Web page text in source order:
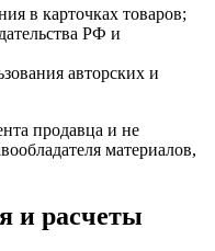
в карточках товаров;
РФ и
авторских и
продавца и не
материалов,
и расчеты